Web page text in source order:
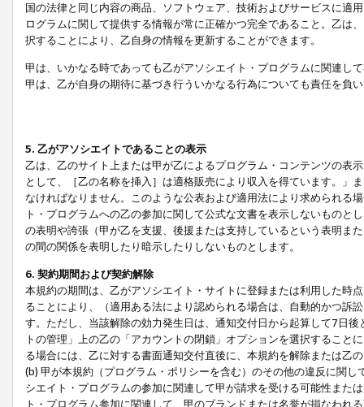
国の法律と同じ内容の商品、ソフトウェア、技術およびサービスに適
ログラムに関して提供する情報が常に正確かつ完全であること。乙は
択することにより、乙自身の情報を更新することができます。
甲は、いかなる時であっても乙がアソシエイト・プログラムに関連し
甲は、乙が自身の期待に基づき行ういかなる行為についても責任を負
5. 乙がアソシエイトであることの表示
乙は、乙のサイト上または甲が乙によるプログラム・コンテンツの表
として、［乙の名称を挿入］は適格販売により収入を得ています。」
なければなりません。このような公表および適用法により求められる
ト・プログラムへの乙の参加に関して公式な文書を表示しないもの
の表明や誇張（甲が乙を支援、後援または支持しているという表明ま
の間の関係を表明したり暗示したりしないものとします。
6. 契約期間および契約解除
本規約の期間は、乙がアソシエイト・サイトに登録または利用した時
ることにより、（適用ある法により認められる場合は、自動的かつ訴
す。ただし、当該解除の効力発生日は、通知交付日から起算して7日
トの管理」上の乙の「アカウントの閉鎖」オプションを選択するこ
る場合には、乙に対する書面通知交付直後に、本規約を解除または乙
(b) 甲が本規約（プログラム・ポリシーを含む）のその他の違反に関
シエイト・プログラムの参加に関連して甲が請求を受ける可能性また
ト・プログラム参加に関連して、甲のブランドまたは名誉が損なわれ